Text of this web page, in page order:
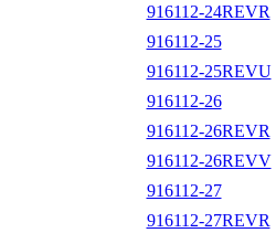
916112-24REVR
916112-25
916112-25REVU
916112-26
916112-26REVR
916112-26REVV
916112-27
916112-27REVR